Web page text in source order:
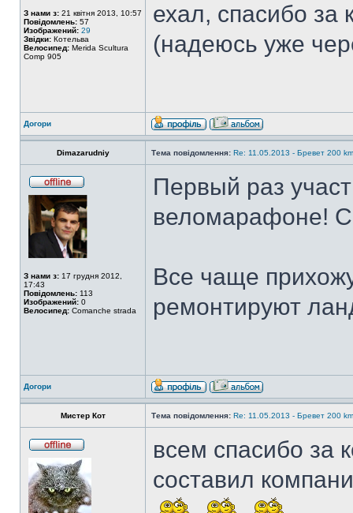
З нами з: 21 квітня 2013, 10:57
Повідомлень: 57
Изображений: 29
Звідки: Котельва
Велосипед: Merida Scultura
Comp 905
ехал, спасибо за
(надеюсь уже
Догори
Dimazarudniy Тема повідомлення: Re: 11.05.2013 - Бревет 200
З нами з: 17 грудня 2012,
17:43
Повідомлень: 113
Изображений: 0
Велосипед: Comanche strada
Первый раз
веломарафоне!
Все чаще
ремонтируют
Догори
Мистер Кот Тема повідомлення: Re: 11.05.2013 - Бревет 200
всем спасибо за
составил